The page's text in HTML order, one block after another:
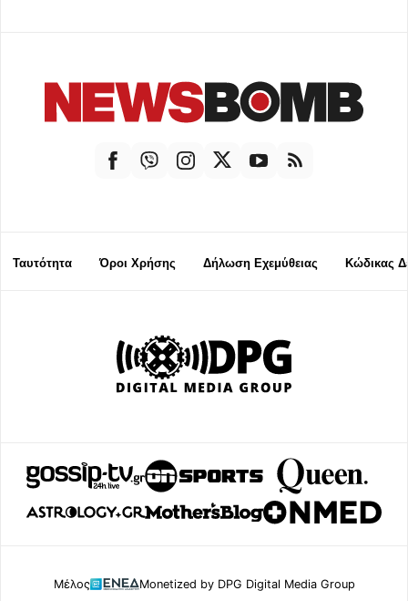
Ταυτότητα Όροι Χρήσης Δήλωση Εχεμύθειας Κώδικας
Μέλος Monetized by DPG Digital Media Group